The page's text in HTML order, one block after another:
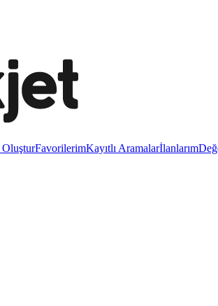
OluşturFavorilerimKayıtlı Aramalarİlanlarım